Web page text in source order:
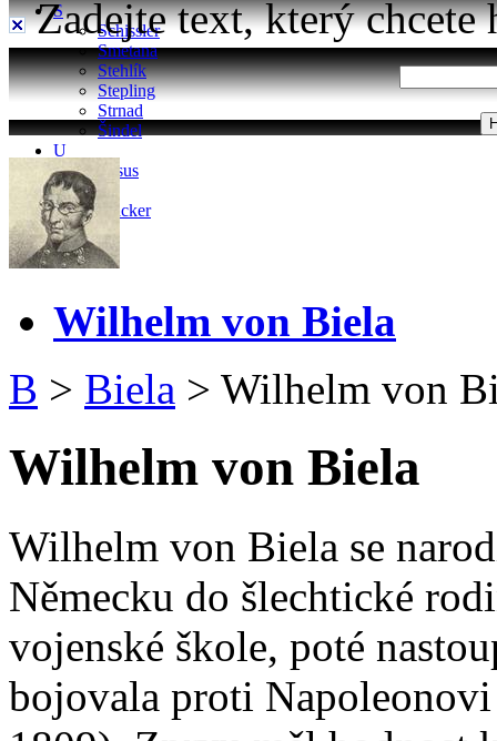
S
Schissler
Smetana
Stehlík
Stepling
Strnad
Šindel
U
Ursus
W
Wacker
Zadejte text, který chcete
Wilhelm von Biela
B > Biela > Wilhelm von
Wilhelm von Biela
Wilhelm von Biela se
Německu do šlechtické
vojenské škole, poté
bojovala proti